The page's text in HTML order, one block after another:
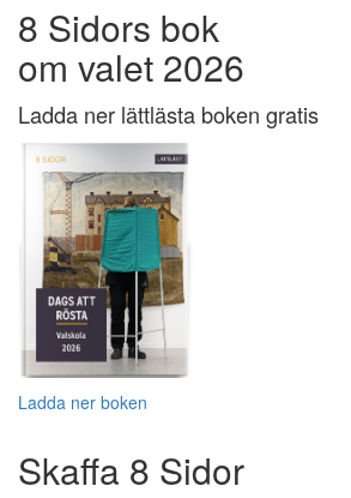
8 Sidors bok
om valet 2026
Ladda ner lättlästa boken gratis
Ladda ner boken
Skaffa 8 Sidor